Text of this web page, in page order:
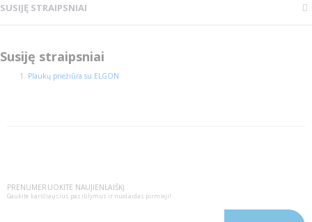
SUSIJĘ STRAIPSNIAI
Susiję straipsniai
Plaukų priežiūra su ELGON
PRENUMERUOKITE NAUJIENLAIŠKĮ
Gaukite karščiausius pasiūlymus ir nuolaidas pirmieji!